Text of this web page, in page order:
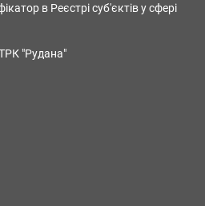
в Реєстрі суб'єктів у сфері
"Рудана"